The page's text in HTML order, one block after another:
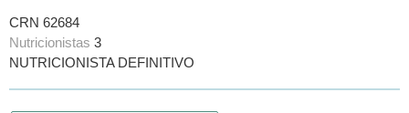
CRN 62684
Nutricionistas 3
NUTRICIONISTA DEFINITIVO